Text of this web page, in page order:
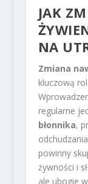
JAK
NA
Zmiana
kluczową
regularne
błonnika,
powinny
żywności i
ale ubogie